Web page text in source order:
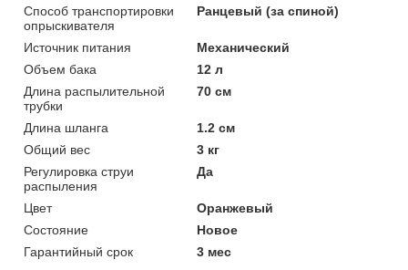
Способ транспортировки
опрыскивателя
Ранцевый (за спиной)
Источник питания
Механический
Объем бака
12 л
Длина распылительной
трубки
70 см
Длина шланга
1.2 см
Общий вес
3 кг
Регулировка струи
распыления
Да
Цвет
Оранжевый
Состояние
Новое
Гарантийный срок
3 мес